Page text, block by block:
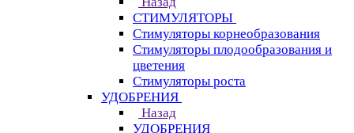
СТИМУЛЯТОРЫ
Стимуляторы корнеобразования
Стимуляторы плодообразования и
цветения
Стимуляторы роста
УДОБРЕНИЯ
Назад
УДОБРЕНИЯ